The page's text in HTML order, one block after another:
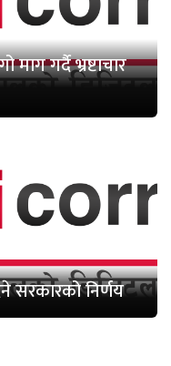
गर्दै भ्रष्टाचार
सरकारको निर्णय